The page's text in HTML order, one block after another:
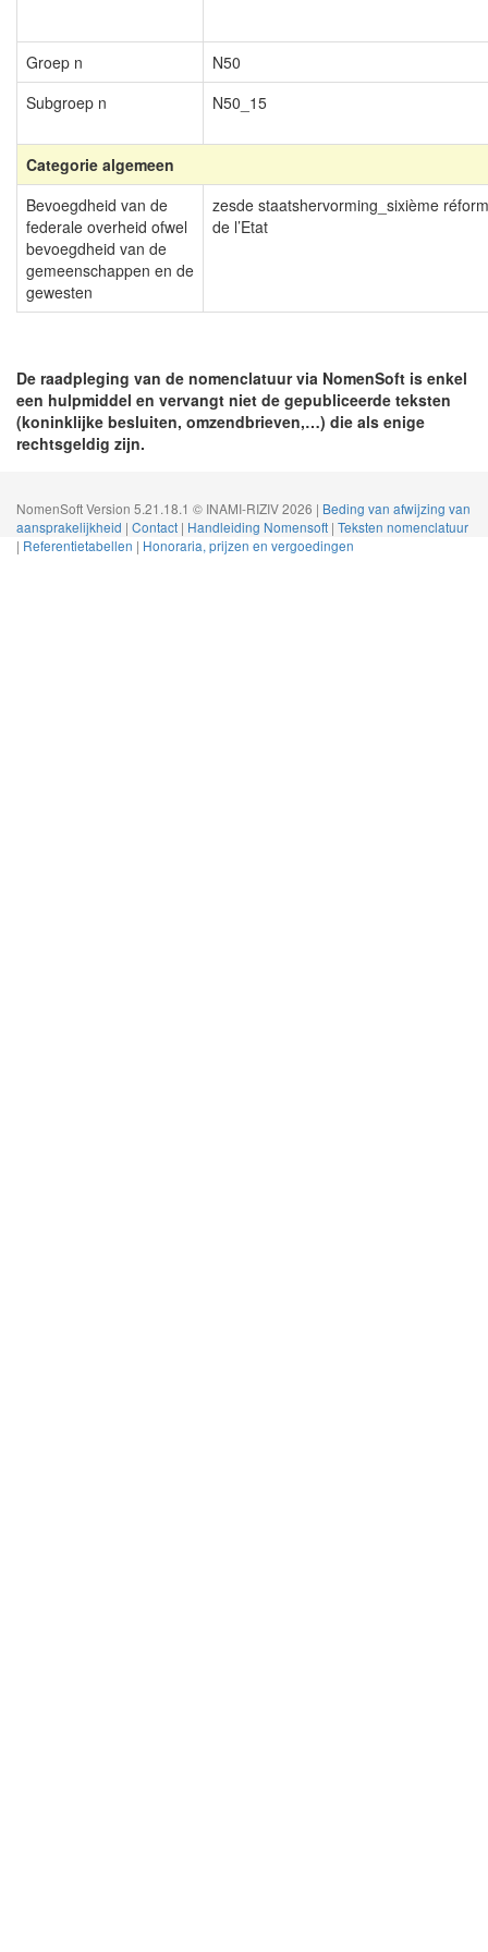
Groep n
N50
Subgroep n
N50_15
Categorie algemeen
Bevoegdheid van de
federale overheid ofwel
bevoegdheid van de
gemeenschappen en de
gewesten
zesde staatshervorming_sixième
de l’Etat
De raadpleging van de nomenclatuur via NomenSoft is enkel
een hulpmiddel en vervangt niet de gepubliceerde teksten
(koninklijke besluiten, omzendbrieven,…) die als enige
rechtsgeldig zijn.
NomenSoft Version 5.21.18.1 © INAMI-RIZIV 2026 | Beding van afwijzing van
aansprakelijkheid | Contact | Handleiding Nomensoft | Teksten nomenclatuur
| Referentietabellen | Honoraria, prijzen en vergoedingen